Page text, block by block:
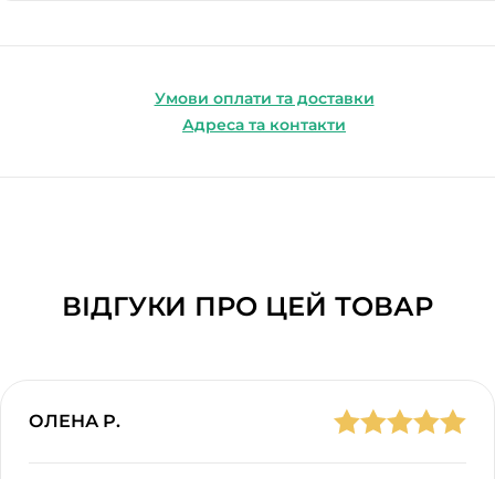
Умови оплати та доставки
Адреса та контакти
ВІДГУКИ ПРО ЦЕЙ ТОВАР
ОЛЕНА Р.